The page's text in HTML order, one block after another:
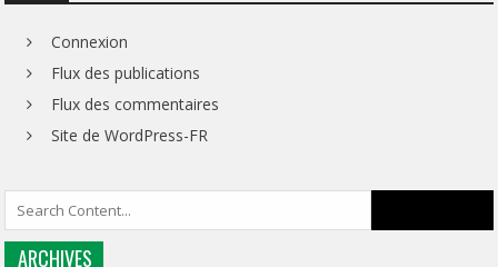
Connexion
Flux des publications
Flux des commentaires
Site de WordPress-FR
ARCHIVES